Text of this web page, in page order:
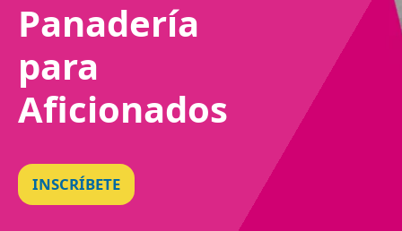
Panadería
para
Aficionados
INSCRÍBETE